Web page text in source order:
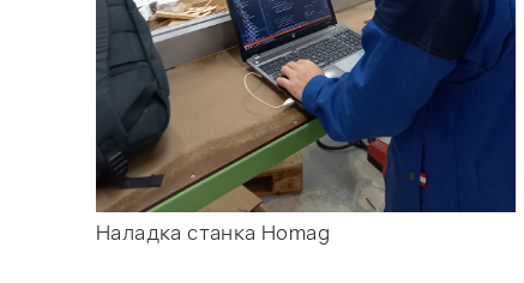
Наладка станка Homag